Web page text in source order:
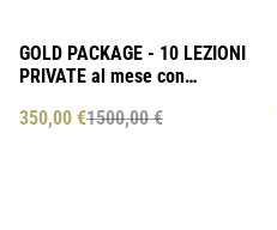
%
GOLD PACKAGE - 10 LEZIONI
PRIVATE al mese con
350,00 €1500,00 €